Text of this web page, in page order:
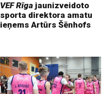
VEF Rīga jaunizveidoto
sporta direktora amatu
ieņems Artūrs Šēnhofs